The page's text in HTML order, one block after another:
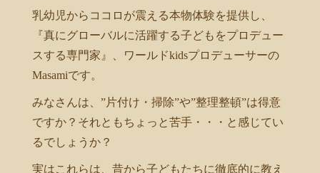
乳幼児からココロが震える本物体験を提供し、
『真にグローバルに活躍する子どもをプロデュー
スする専門家』、ワールドkidsプロデューサーの
Masamiです。
みなさんは、”片付け・掃除”や”整理整頓”は得意
ですか？それともちょっと苦手・・・と感じてい
るでしょうか？
実はこれらは、昔から子どもたちに徹底的に教え